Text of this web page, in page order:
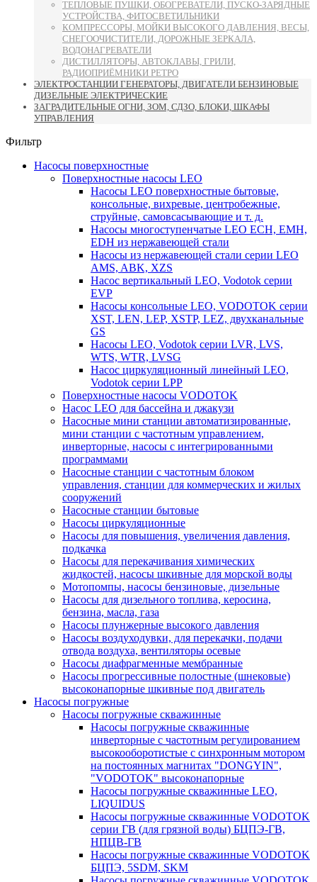
ТЕПЛОВЫЕ ПУШКИ, ОБОГРЕВАТЕЛИ, ПУСКО-ЗАРЯДНЫЕ
УСТРОЙСТВА, ФИТОСВЕТИЛЬНИКИ
КОМПРЕССОРЫ, МОЙКИ ВЫСОКОГО ДАВЛЕНИЯ, ВЕСЫ,
СНЕГООЧИСТИТЕЛИ, ДОРОЖНЫЕ ЗЕРКАЛА,
ВОДОНАГРЕВАТЕЛИ
ДИСТИЛЛЯТОРЫ, АВТОКЛАВЫ, ГРИЛИ,
РАДИОПРИЁМНИКИ РЕТРО
ЭЛЕКТРОСТАНЦИИ ГЕНЕРАТОРЫ, ДВИГАТЕЛИ БЕНЗИНОВЫЕ
ДИЗЕЛЬНЫЕ ЭЛЕКТРИЧЕСКИЕ
ЗАГРАДИТЕЛЬНЫЕ ОГНИ, ЗОМ, СДЗО, БЛОКИ, ШКАФЫ
УПРАВЛЕНИЯ
Фильтр
Насосы поверхностные
Поверхностные насосы LEO
Насосы LEO поверхностные бытовые,
консольные, вихревые, центробежные,
струйные, самовсасывающие и т. д.
Насосы многоступенчатые LEO ECH, EMH,
EDH из нержавеющей стали
Насосы из нержавеющей стали серии LEO
AMS, ABK, XZS
Насос вертикальный LEO, Vodotok серии
EVP
Насосы консольные LEO, VODOTOK серии
XST, LEN, LEP, XSTP, LEZ, двухканальные
GS
Насосы LEO, Vodotok серии LVR, LVS,
WTS, WTR, LVSG
Насос циркуляционный линейный LEO,
Vodotok серии LPP
Поверхностные насосы VODOTOK
Насос LEO для бассейна и джакузи
Насосные мини станции автоматизированные,
мини станции с частотным управлением,
инверторные, насосы с интегрированными
программами
Насосные станции с частотным блоком
управления, станции для коммерческих и жилых
сооружений
Насосные станции бытовые
Насосы циркуляционные
Насосы для повышения, увеличения давления,
подкачка
Насосы для перекачивания химических
жидкостей, насосы шкивные для морской воды
Мотопомпы, насосы бензиновые, дизельные
Насосы для дизельного топлива, керосина,
бензина, масла, газа
Насосы плунжерные высокого давления
Насосы воздуходувки, для перекачки, подачи
отвода воздуха, вентиляторы осевые
Насосы диафрагменные мембранные
Насосы прогрессивные полостные (шнековые)
высоконапорные шкивные под двигатель
Насосы погружные
Насосы погружные скважинные
Насосы погружные скважинные
инверторные с частотным регулированием
высокооборотистые с синхронным мотором
на постоянных магнитах "DONGYIN",
"VODOTOK" высоконапорные
Насосы погружные скважинные LEO,
LIQUIDUS
Насосы погружные скважинные VODOTOK
серии ГВ (для грязной воды) БЦПЭ-ГВ,
НПЦВ-ГВ
Насосы погружные скважинные VODOTOK
БЦПЭ, 5SDM, SKM